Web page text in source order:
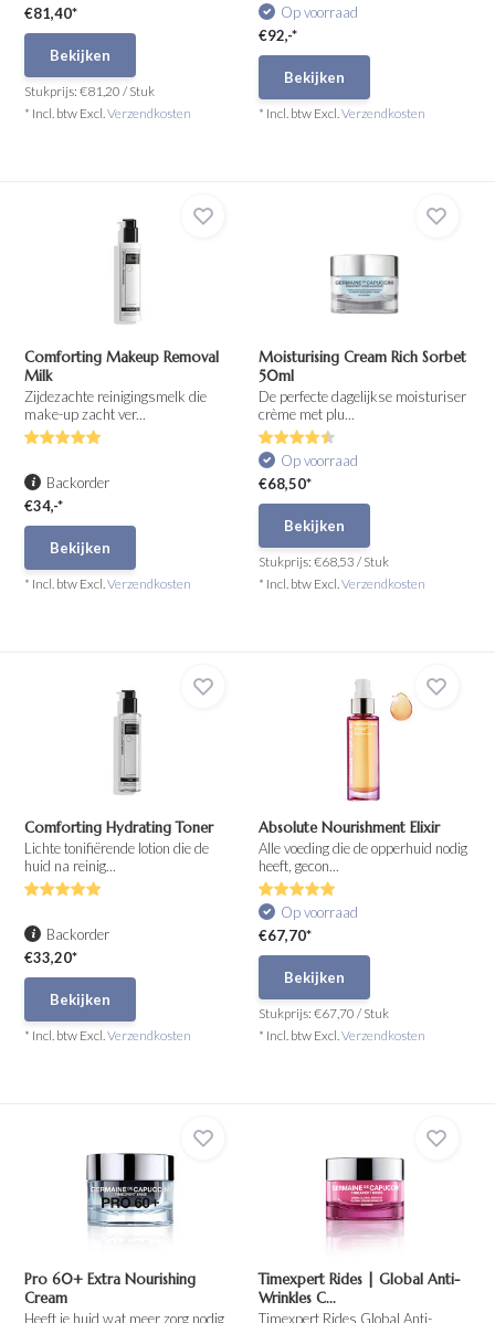
€81,40*
Bekijken
Stukprijs:€81,20 / Stuk
* Incl. btw Excl.Verzendkosten
Op voorraad
€92,-*
Bekijken
* Incl. btw Excl.Verzendkosten
Comforting Makeup Removal
Milk
Zijdezachte reinigingsmelk die
make-up zacht ver...
Backorder
€34,-*
Bekijken
* Incl. btw Excl.Verzendkosten
Moisturising Cream Rich Sorbet
50ml
De perfecte dagelijkse moisturiser
crème met plu...
Op voorraad
€68,50*
Bekijken
Stukprijs: €68,53 / Stuk
* Incl. btw Excl.Verzendkosten
Comforting Hydrating Toner
Lichte tonifiërende lotion die de
huid na reinig...
Backorder
€33,20*
Bekijken
* Incl. btw Excl.Verzendkosten
Absolute Nourishment Elixir
Alle voeding die de opperhuid nodig
heeft, gecon...
Op voorraad
€67,70*
Bekijken
Stukprijs: €67,70 / Stuk
* Incl. btw Excl.Verzendkosten
Pro 60+ Extra Nourishing
Cream
Heeft je huid wat meer zorg nodig
Timexpert Rides | Global Anti-
Wrinkles C...
Timexpert Rides Global Anti-